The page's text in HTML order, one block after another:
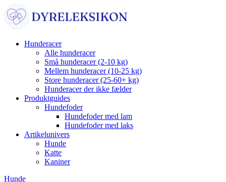
Hunderacer
Alle hunderacer
Små hunderacer (2-10 kg)
Mellem hunderacer (10-25 kg)
Store hunderacer (25-60+ kg)
Hunderacer der ikke fælder
Produktguides
Hundefoder
Hundefoder med lam
Hundefoder med laks
Artikelunivers
Hunde
Katte
Kaniner
Hunde